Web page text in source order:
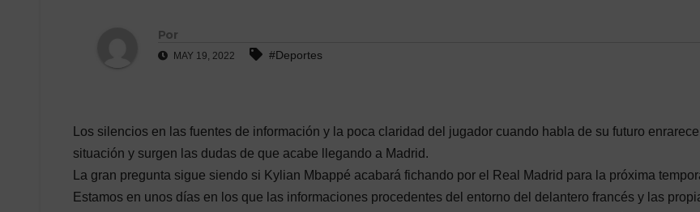
Por
MAY 19, 2022 #Deportes
Los silencios en las fuentes de información y la poca claridad del jugador cuando habla de su futuro
situación y surgen las dudas de que acabe llegando a Madrid.
La gran pregunta sigue siendo si Kylian Mbappé acabará fichando por el Real Madrid para la próxima
Estamos en unos días en los que las informaciones procedentes del entorno del delantero francés y las